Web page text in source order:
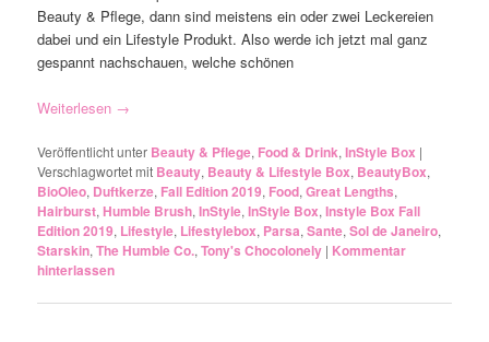
Beauty & Pflege, dann sind meistens ein oder zwei Leckereien
dabei und ein Lifestyle Produkt. Also werde ich jetzt mal ganz
gespannt nachschauen, welche schönen
Weiterlesen →
Veröffentlicht unter Beauty & Pflege, Food & Drink,InStyle Box |
Verschlagwortet mit Beauty, Beauty & Lifestyle Box, BeautyBox,
BioOleo, Duftkerze, Fall Edition 2019, Food,Great Lengths,
Hairburst,Humble Brush,InStyle,InStyle Box,Instyle Box Fall
Edition 2019, Lifestyle, Lifestylebox, Parsa,Sante,Sol de Janeiro,
Starskin,The Humble Co.,Tony's Chocolonely | Kommentar
hinterlassen